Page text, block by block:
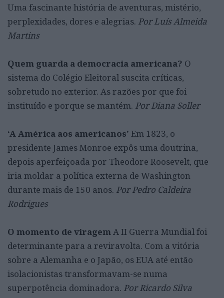
Uma fascinante história de aventuras, mistério,
perplexidades, dores e alegrias. Por Luís Almeida
Martins
Quem guarda a democracia americana? O
sistema do Colégio Eleitoral suscita críticas,
sobretudo no exterior. As razões por que foi
instituído e porque se mantém. Por Diana Soller
‘A América aos americanos’ Em 1823, o
presidente James Monroe expôs uma doutrina,
depois aperfeiçoada por Theodore Roosevelt, que
iria moldar a política externa de Washington
durante mais de 150 anos. Por Pedro Caldeira
Rodrigues
O momento de viragemA II Guerra Mundial foi
determinante para a reviravolta. Com a vitória
sobre a Alemanha e o Japão, os EUA até então
isolacionistas transformavam-se numa
superpotência dominadora. Por Ricardo Silva